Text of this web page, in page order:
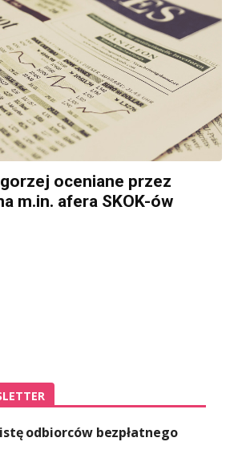
oceniane przez
m.in. afera SKOK-ów
odbiorców bezpłatnego